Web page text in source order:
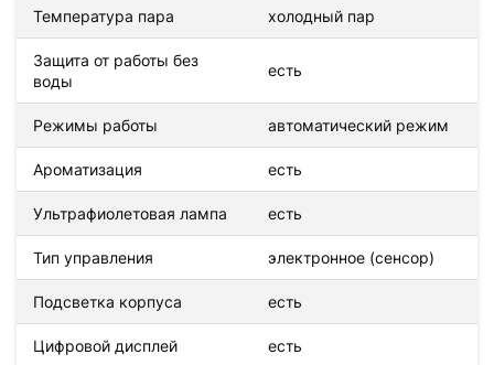
Температура пара холодный пар
Защита от работы без
воды
есть
Режимы работы автоматический режим
Ароматизация есть
Ультрафиолетовая лампа есть
Тип управления электронное (сенсор)
Подсветка корпуса есть
Цифровой дисплей есть